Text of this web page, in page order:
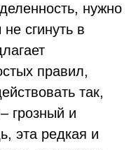
нужно
сгинуть в
правил,
так,
грозный и
эта редкая и